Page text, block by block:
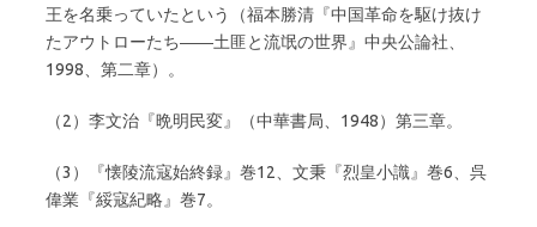
王を名乗っていたという（福本勝清『中国革命を駆け抜け
たアウトローたち――土匪と流氓の世界』中央公論社、
1998、第二章）。
（2）李文治『晩明民変』（中華書局、1948）第三章。
（3）『懐陵流寇始終録』巻12、文秉『烈皇小識』巻6、呉
偉業『綏寇紀略』巻7。